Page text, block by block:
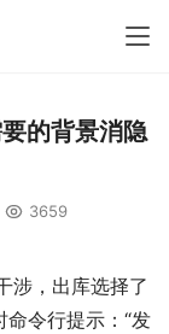
的背景消隐
3659
涉，出库选择了
命令行提示：“发